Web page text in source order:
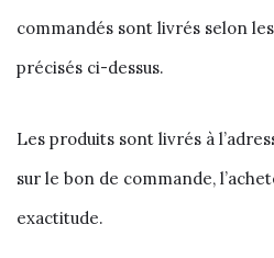
commandés sont livrés selon
précisés ci-dessus.
Les produits sont livrés à
sur le bon de commande,
exactitude.